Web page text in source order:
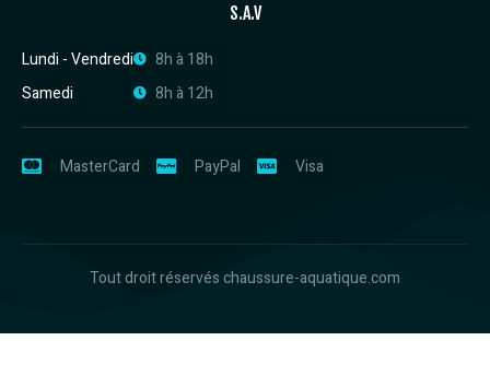
S.A.V
Lundi - Vendredi
Samedi
8h à 18h
8h à 12h
MasterCard PayPal Visa
Tout droit réservés chaussure-aquatique.com